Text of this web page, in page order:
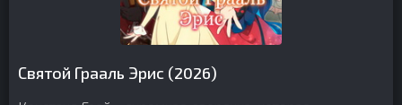
Святой Грааль Эрис (2026)